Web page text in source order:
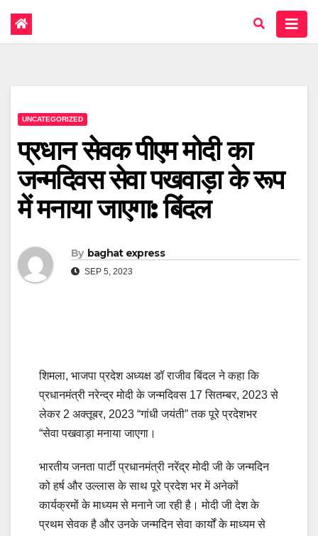
UNCATEGORIZED
प्रधान सेवक पीएम मोदी का
जन्मदिवस सेवा पखवाड़ा के रूप
में मनाया जाएगा: बिंदल
By baghat express
SEP 5, 2023
शिमला, भाजपा प्रदेश अध्यक्ष डॉ राजीव बिंदल ने कहा कि
प्रधानमंत्री नरेन्द्र मोदी के जन्मदिवस 17 सितम्बर, 2023 से
लेकर 2 अक्तूबर, 2023 “गांधी जयंती” तक पूरे प्रदेशभर
“सेवा पखवाड़ा मनाया जाएगा।
भारतीय जनता पार्टी प्रधानमंत्री नरेंद्र मोदी जी के जन्मदिन
को हर्ष और उल्लास के साथ पूरे प्रदेश भर में अनेकों
कार्यक्रमों के माध्यम से मनाने जा रही है। मोदी जी देश के
प्रथम सेवक है और उनके जन्मदिन सेवा कार्यों के माध्यम से